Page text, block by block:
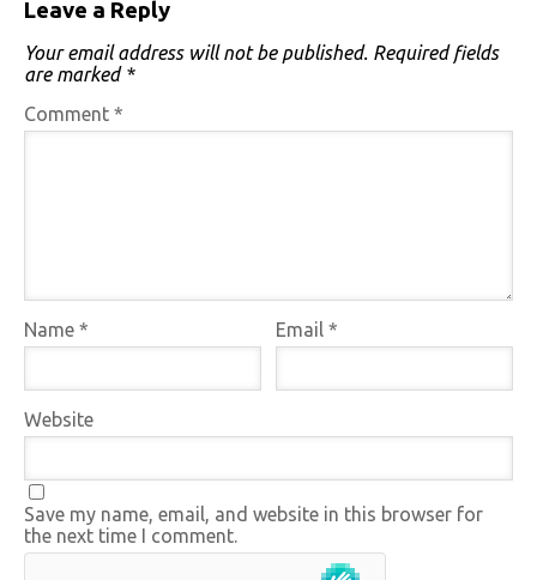
Leave a Reply
Your email address will not be published. Required fields
are marked *
Comment *
Name * Email*
Website
Save my name, email, and website in this browser for
the next time I comment.